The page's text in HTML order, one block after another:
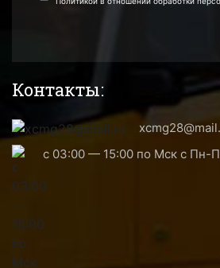
Контакты:
с 03:00 — 15:00 по Мск с Пн-